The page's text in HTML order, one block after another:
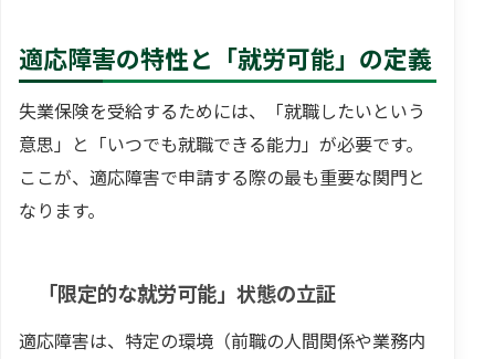
適応障害の特性と「就労可能」の定義
失業保険を受給するためには、「就職したいという
意思」と「いつでも就職できる能力」が必要です。
ここが、適応障害で申請する際の最も重要な関門と
なります。
「限定的な就労可能」状態の立証
適応障害は、特定の環境（前職の人間関係や業務内